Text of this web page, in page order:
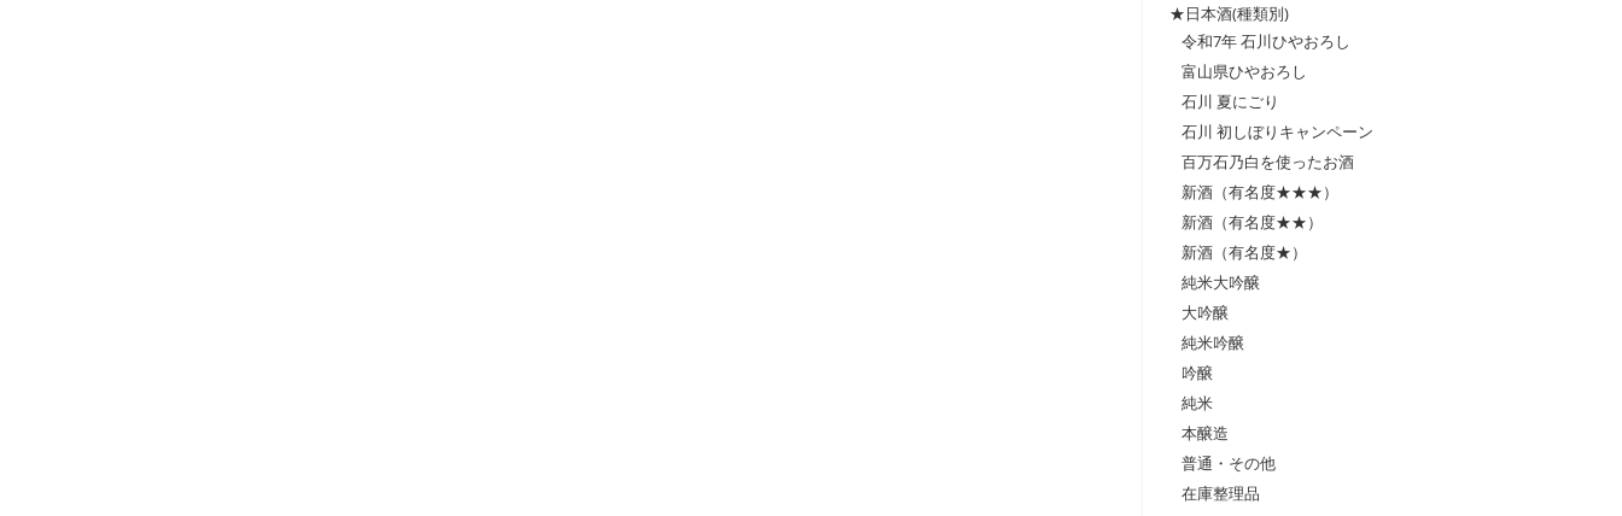
★日本酒(種類別)
令和7年 石川ひやおろし
富山県ひやおろし
石川 夏にごり
石川 初しぼりキャンペーン
百万石乃白を使ったお酒
新酒（有名度★★★）
新酒（有名度★★）
新酒（有名度★）
純米大吟醸
大吟醸
純米吟醸
吟醸
純米
本醸造
普通・その他
在庫整理品